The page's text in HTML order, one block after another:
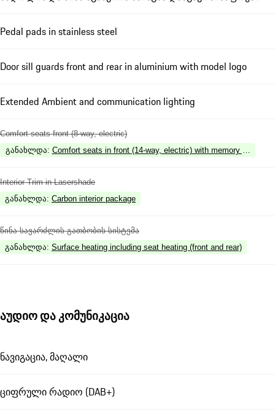
Pedal pads in stainless steel
Door sill guards front and rear in aluminium with model logo
Extended Ambient and communication lighting
Comfort seats front (8-way, electric)
განახლდა: Comfort seats in front (14-way, electric) with memory package
Interior Trim in Lasershade
განახლდა: Carbon interior package
წინა სავარძლის გათბობის სისტემა
განახლდა: Surface heating including seat heating (front and rear)
აუდიო და კომუნიკაცია
ნავიგაცია, მაღალი
ციფრული რადიო (DAB+)